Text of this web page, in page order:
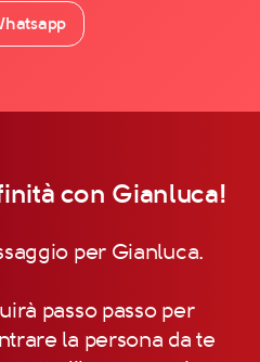
con Gianluca!
per Gianluca.
passo passo per
la persona da te